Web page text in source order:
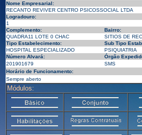
Nome Empresarial:
RECANTO REVIVER CENTRO PSICOSSOCIAL LTDA
Logradouro:
1
Complemento:
Bairro:
QUADRA11 LOTE 0 CHAC
SITIOS DE
Tipo Estabelecimento:
Sub Tipo
HOSPITAL ESPECIALIZADO
PSIQUIATRIA
Número Alvará:
Órgão
201901679
SMS
Horário de Funcionamento:
Sempre aberto
Módulos: